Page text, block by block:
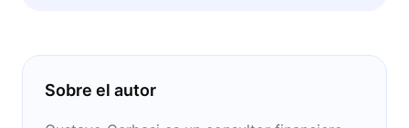
Sobre el autor